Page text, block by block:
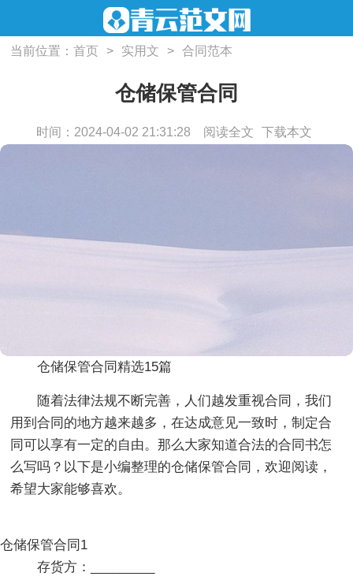
当前位置：首页 > 实用文 > 合同范本
仓储保管合同
时间：2024-04-02 21:31:28 阅读全文 下载本文
仓储保管合同精选15篇
随着法律法规不断完善，人们越发重视合同，我们
用到合同的地方越来越多，在达成意见一致时，制定合
同可以享有一定的自由。那么大家知道合法的合同书怎
么写吗？以下是小编整理的仓储保管合同，欢迎阅读，
希望大家能够喜欢。
仓储保管合同1
存货方：_________